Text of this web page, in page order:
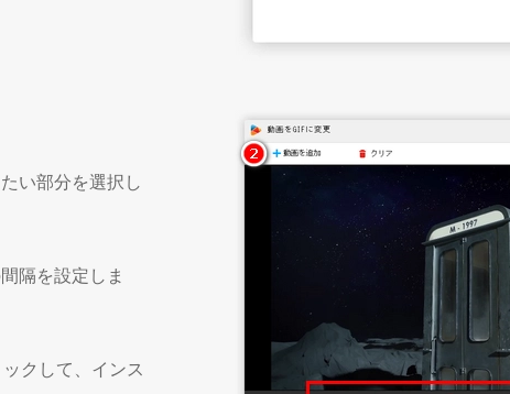
い部分を選択し
隔を設定しま
クして、インス